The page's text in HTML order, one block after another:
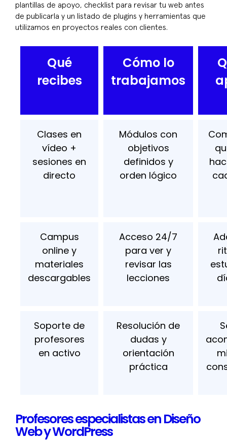
plantillas de apoyo, checklist para revisar tu web antes
de publicarla y un listado de plugins y herramientas que
utilizamos en proyectos reales con clientes.
Qué
recibes
Cómo lo
trabajamos
Clases en
vídeo +
sesiones en
directo
Módulos con
objetivos
definidos y
orden lógico
Campus
online y
materiales
descargables
Acceso 24/7
para ver y
revisar las
lecciones
Soporte de
profesores
en activo
Resolución de
dudas y
orientación
práctica
Profesores especialistas en Diseño
Web y WordPress